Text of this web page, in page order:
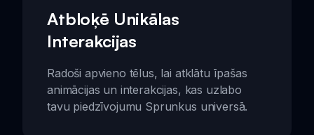
Atbloķē Unikālas
Interakcijas
Radoši apvieno tēlus, lai atklātu īpašas
animācijas un interakcijas, kas uzlabo
tavu piedzīvojumu Sprunkus universā.